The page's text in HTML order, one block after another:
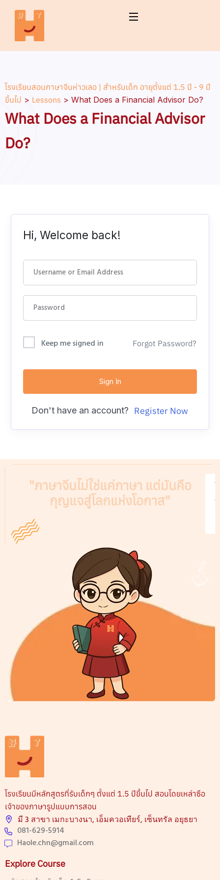
โรงเรียนสอนภาษาจีนห่าวเลอ | สำหรับเด็ก อายุตั้งแต่ 1.5 ปี - 9 ปี
ขึ้นไป > Lessons > What Does a Financial Advisor Do?
What Does a Financial Advisor
Do?
Hi, Welcome back!
Keep me signed in Forgot Password?
Sign In
Don't have an account? Register Now
"ภาษาจีนไม่ใช่แค่ภาษา แต่มันคือ
กุญแจสู่โลกแห่งโอกาส"
โรงเรียนมีหลักสูตรที่รับเด็กๆ ตั้งแต่ 1.5 ปีขึ้นไป สอนโดยเหล่าซือ
เจ้าของภาษารูปแบบการสอน
มี 3 สาขา เมกะบางนา, เอ็มควอเทียร์, เซ็นทรัล อยุธยา
081-629-5914
Haole.chn@gmail.com
Explore Course